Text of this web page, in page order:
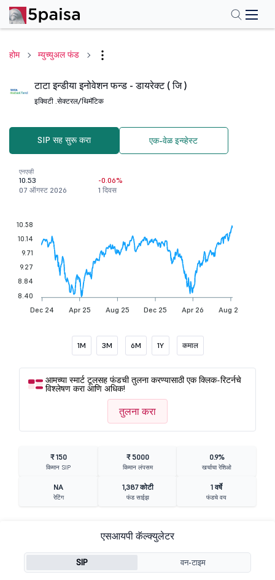
होम म्युच्युअल फंड
टाटा इन्डीया इनोवेशन फन्ड - डायरेक्ट ( जि )
इक्विटी .सेक्टरल/थिमॅटिक
SIP सह सुरू करा एक-वेळ इन्व्हेस्ट
एनएव्ही
10.53
07 ऑगस्ट 2026
-0.06%
1 दिवस
Dec 24 Apr 25 Aug 25 Dec 25 Apr 26 Aug 26
10.58
10.14
9.71
9.27
8.84
8.40
1M 3M 6M 1Y कमाल
आमच्या स्मार्ट टूलसह फंडची तुलना करण्यासाठी एक क्लिक-रिटर्नचे
विश्लेषण करा आणि अधिक!
तुलना करा
₹ 150
किमान SIP
₹ 5000
किमान लंपसम
0.9%
खर्चाचा रेशिओ
NA
रेटिंग
1,387 कोटी
फंड साईझ
1 वर्षे
फंडचे वय
एसआयपी कॅल्क्युलेटर
SIP वन-टाइम